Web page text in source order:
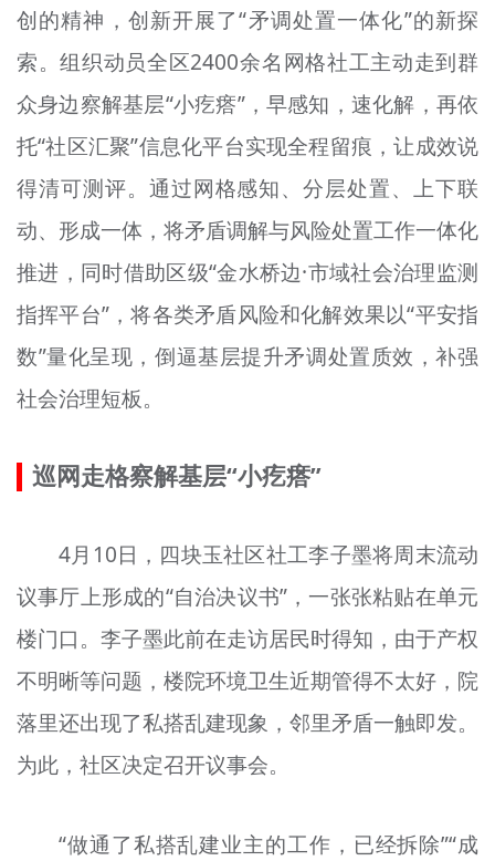
创的精神，创新开展了“矛调处置一体化”的新探
索。组织动员全区2400余名网格社工主动走到群
众身边察解基层“小疙瘩”，早感知，速化解，再依
托“社区汇聚”信息化平台实现全程留痕，让成效说
得清可测评。通过网格感知、分层处置、上下联
动、形成一体，将矛盾调解与风险处置工作一体化
推进，同时借助区级“金水桥边·市域社会治理监测
指挥平台”，将各类矛盾风险和化解效果以“平安指
数”量化呈现，倒逼基层提升矛调处置质效，补强
社会治理短板。
巡网走格察解基层“小疙瘩”
4月10日，四块玉社区社工李子墨将周末流动
议事厅上形成的“自治决议书”，一张张粘贴在单元
楼门口。李子墨此前在走访居民时得知，由于产权
不明晰等问题，楼院环境卫生近期管得不太好，院
落里还出现了私搭乱建现象，邻里矛盾一触即发。
为此，社区决定召开议事会。
“做通了私搭乱建业主的工作，已经拆除”“成